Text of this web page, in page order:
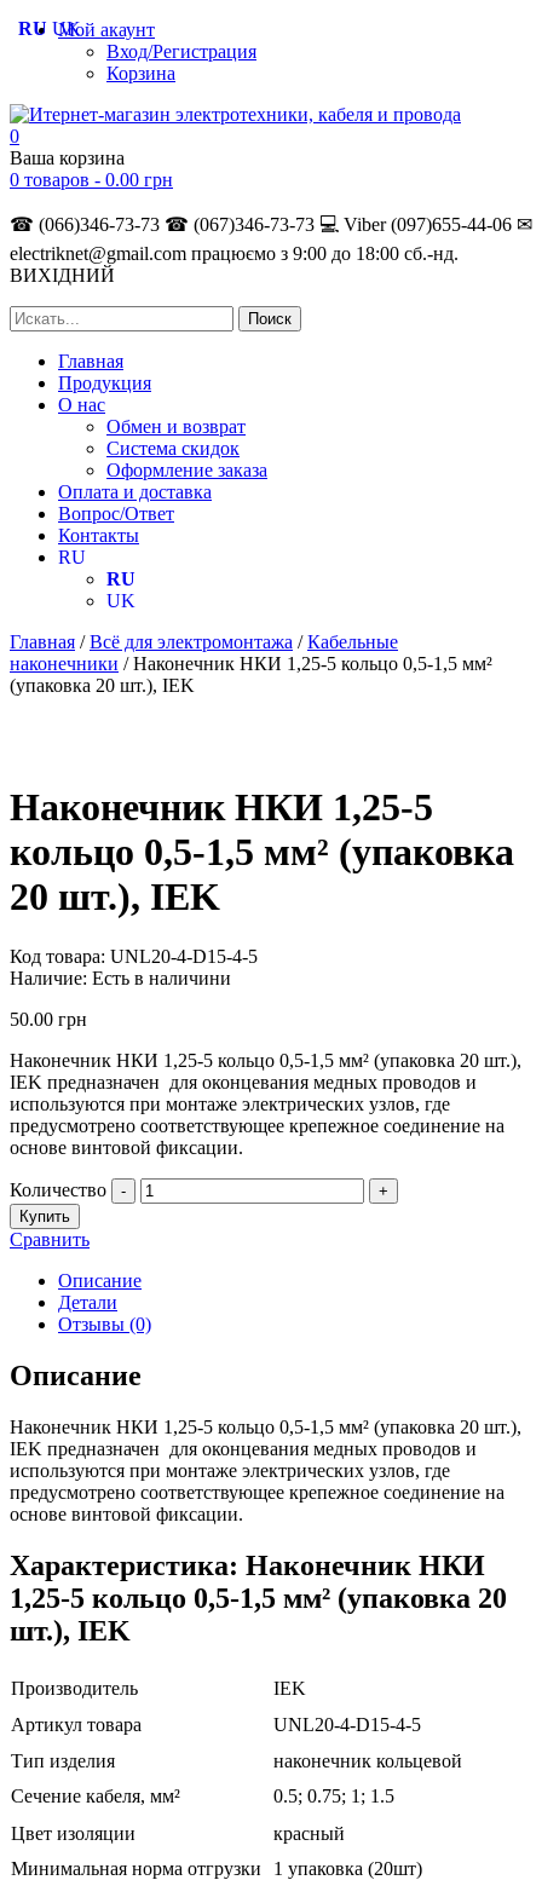
Мой акаунт
Вход/Регистрация
Корзина
0
Ваша корзина
0 товаров - 0.00 грн
☎ (066)346-73-73 ☎ (067)346-73-73 💻 Viber (097)655-44-06 ✉
electriknet@gmail.com працюємо з 9:00 до 18:00 сб.-нд.
ВИХІДНИЙ
Главная
Продукция
О нас
Обмен и возврат
Система скидок
Оформление заказа
Оплата и доставка
Вопрос/Ответ
Контакты
RU
RU
UK
Главная /Всё для электромонтажа /Кабельные
наконечники / Наконечник НКИ 1,25-5 кольцо 0,5-1,5 мм²
(упаковка 20 шт.), IEK
Наконечник НКИ 1,25-5
кольцо 0,5-1,5 мм² (упаковка
20 шт.), IEK
Код товара: UNL20-4-D15-4-5
Наличие: Есть в наличини
50.00 грн
Наконечник НКИ 1,25-5 кольцо 0,5-1,5 мм² (упаковка 20 шт.),
IEK предназначен для оконцевания медных проводов и
используются при монтаже электрических узлов, где
предусмотрено соответствующее крепежное соединение на
основе винтовой фиксации.
Количество -
+
Купить
Сравнить
Описание
Детали
Отзывы (0)
Описание
Наконечник НКИ 1,25-5 кольцо 0,5-1,5 мм² (упаковка 20 шт.),
IEK предназначен для оконцевания медных проводов и
используются при монтаже электрических узлов, где
предусмотрено соответствующее крепежное соединение на
основе винтовой фиксации.
Характеристика: Наконечник НКИ
1,25-5 кольцо 0,5-1,5 мм² (упаковка 20
шт.), IEK
Производитель
IEK
Артикул товара
UNL20-4-D15-4-5
Тип изделия
наконечник кольцевой
Сечение кабеля, мм²
0.5; 0.75; 1; 1.5
Цвет изоляции
красный
Минимальная норма отгрузки
1 упаковка (20шт)
RU UK